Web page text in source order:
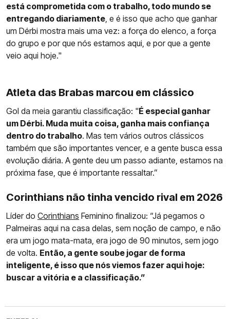
está comprometida com o trabalho, todo mundo se
entregando diariamente, e é isso que acho que ganhar
um Dérbi mostra mais uma vez: a força do elenco, a força
do grupo e por que nós estamos aqui, e por que a gente
veio aqui hoje."
Atleta das Brabas marcou em clássico
Gol da meia garantiu classificação: "É especial ganhar
um Dérbi. Muda muita coisa, ganha mais confiança
dentro do trabalho. Mas tem vários outros clássicos
também que são importantes vencer, e a gente busca essa
evolução diária. A gente deu um passo adiante, estamos na
próxima fase, que é importante ressaltar.”
Corinthians não tinha vencido rival em 2026
Líder do Corinthians Feminino finalizou: “Já pegamos o
Palmeiras aqui na casa delas, sem noção de campo, e não
era um jogo mata-mata, era jogo de 90 minutos, sem jogo
de volta. Então, a gente soube jogar de forma
inteligente, é isso que nós viemos fazer aqui hoje:
buscar a vitória e a classificação.”